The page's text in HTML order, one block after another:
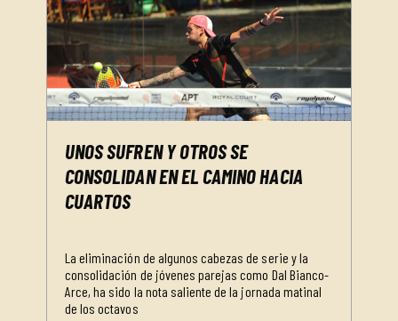
UNOS SUFREN Y OTROS SE
CONSOLIDAN EN EL CAMINO HACIA
CUARTOS
La eliminación de algunos cabezas de serie y la
consolidación de jóvenes parejas como Dal Bianco-
Arce, ha sido la nota saliente de la jornada matinal
de los octavos